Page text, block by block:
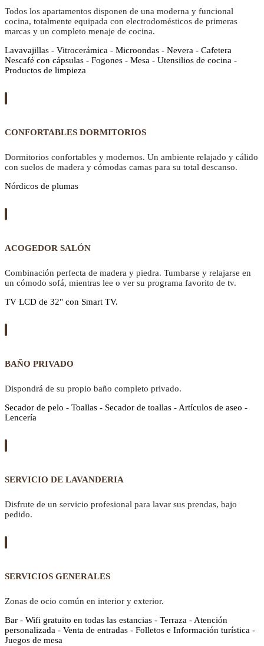
Todos los apartamentos disponen de una moderna y funcional
cocina, totalmente equipada con electrodomésticos de primeras
marcas y un completo menaje de cocina.
Lavavajillas - Vitrocerámica - Microondas - Nevera - Cafetera
Nescafé con cápsulas - Fogones - Mesa - Utensilios de cocina -
Productos de limpieza
CONFORTABLES DORMITORIOS
Dormitorios confortables y modernos. Un ambiente relajado y cálido
con suelos de madera y cómodas camas para su total descanso.
Nórdicos de plumas
ACOGEDOR SALÓN
Combinación perfecta de madera y piedra. Tumbarse y relajarse en
un cómodo sofá, mientras lee o ver su programa favorito de tv.
TV LCD de 32" con Smart TV.
BAÑO PRIVADO
Dispondrá de su propio baño completo privado.
Secador de pelo - Toallas - Secador de toallas - Artículos de aseo -
Lencería
SERVICIO DE LAVANDERIA
Disfrute de un servicio profesional para lavar sus prendas, bajo
pedido.
SERVICIOS GENERALES
Zonas de ocio común en interior y exterior.
Bar - Wifi gratuito en todas las estancias - Terraza - Atención
personalizada - Venta de entradas - Folletos e Información turística -
Juegos de mesa